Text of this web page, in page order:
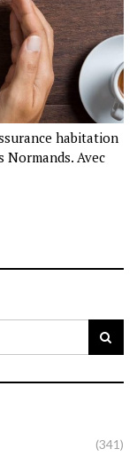
habitation
Avec
(341)